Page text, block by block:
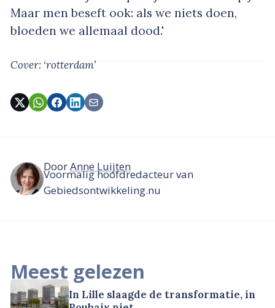
Maar men beseft ook: als we niets doen,
bloeden we allemaal dood.'
Cover: ‘rotterdam’
DoorAnne Luijten
Voormalig hoofdredacteur van
Gebiedsontwikkeling.nu
Meest gelezen
In Lille slaagde de transformatie, in